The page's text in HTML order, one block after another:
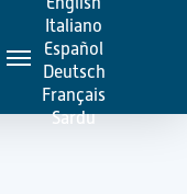
Menu
Italiano
Español
Deutsch
Français
Sardu